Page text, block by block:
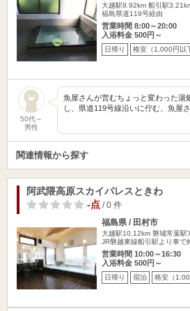
大越駅9.92km 船引駅
福島県道119号経由
営業時間 8:00～20:00
入浴料金 500円～
日帰り 格安（1,000円以
50代～
男性
魚屋さんが営むちょっと変わった湯
し、県道119号線沿いに佇む、魚屋
関連情報から探す
阿武隈高原スカイパレスときわ
-点/ 0 件
福島県 / 田村市
大越駅10.12km 磐城常葉駅
JR磐越東線船引駅より車で
営業時間 10:00～16:30
入浴料金 500円～
日帰り 宿泊 格安（